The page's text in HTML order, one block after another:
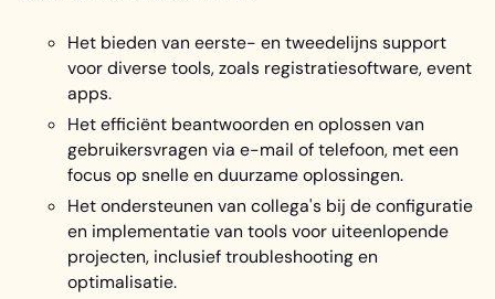
Het bieden van eerste- en tweedelijns support
voor diverse tools, zoals registratiesoftware, event
apps.
Het efficiënt beantwoorden en oplossen van
gebruikersvragen via e-mail of telefoon, met een
focus op snelle en duurzame oplossingen.
Het ondersteunen van collega's bij de configuratie
en implementatie van tools voor uiteenlopende
projecten, inclusief troubleshooting en
optimalisatie.